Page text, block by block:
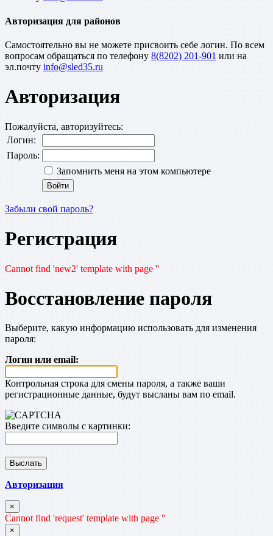
Авторизация для районов
Cамостоятельно вы не можете присвоить себе логин. По всем
вопросам обращаться по телефону 8(8202) 201-901 или на
эл.почту
Авторизация
Пожалуйста, авторизуйтесь:
Логин:
Пароль:
Запомнить меня на этом компьютере
Забыли свой пароль?
Регистрация
Cannot find 'new2' template with page ''
Восстановление пароля
Выберите, какую информацию использовать для изменения
пароля:
Логин или email:
Контрольная строка для смены пароля, а также ваши
регистрационные данные, будут высланы вам по email.
Введите символы с картинки:
Авторизация
×
Cannot find 'request' template with page ''
×